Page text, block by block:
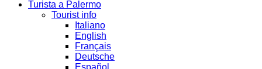
Turista a Palermo
Tourist info
Italiano
English
Français
Deutsche
Español